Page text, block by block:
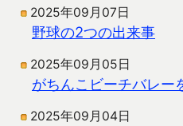
2025年09月07日
野球の2つの出来事
2025年09月05日
がちんこビーチバレー
2025年09月04日